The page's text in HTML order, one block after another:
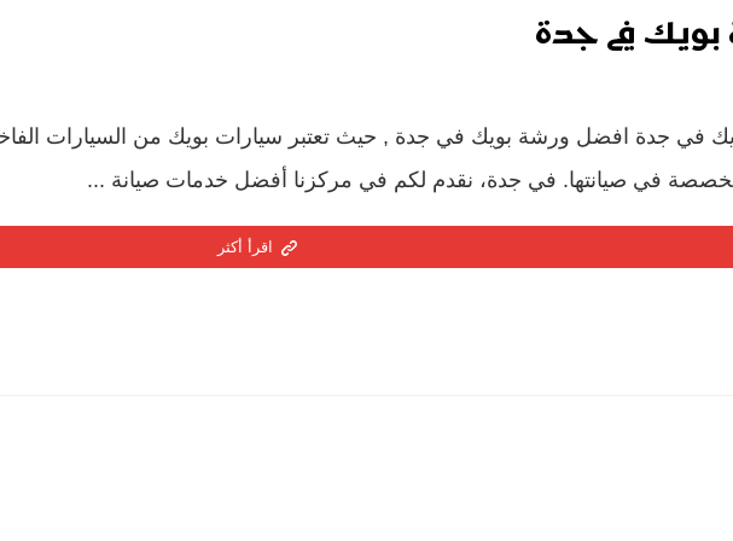
في جدة
في جدة افضل ورشة بويك في جدة , حيث تعتبر سيارات بويك من السيارات
في صيانتها. في جدة، نقدم لكم في مركزنا أفضل خدمات صيانة ...
اقرأ أكثر